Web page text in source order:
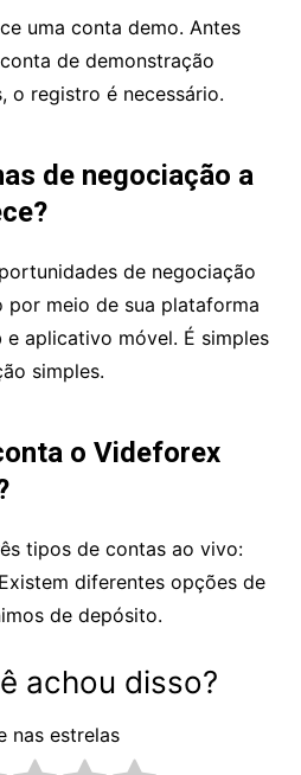
uma conta
uma conta demo. Antes
de demonstração
de negociação a
de varejo por meio de
na web e aplicativo
o Videforex
tipos de contas ao vivo:
diferentes opções